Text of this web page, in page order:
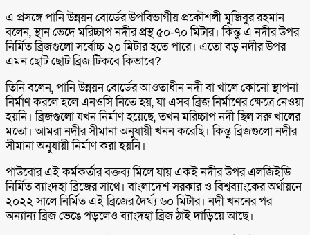
এ প্রসঙ্গে পানি উন্নয়ন বোর্ডের উপবিভাগীয় প্রকৌশলী মুজিবুর রহমান
বলেন, স্থান ভেদে মরিচ্চাপ নদীর প্রস্থ ৫০-৭০ মিটার। কিন্তু এ নদীর উপর
নির্মিত ব্রিজগুলো সর্বোচ্চ ২০ মিটার হতে পারে। এতো বড় নদীর উপর
এমন ছোট ছোট ব্রিজ টিকবে কিভাবে?
তিনি বলেন, পানি উন্নয়ন বোর্ডের আওতাধীন নদী বা খালে কোনো স্থাপনা
নির্মাণ করলে হলে এনওসি নিতে হয়, যা এসব ব্রিজ নির্মাণের ক্ষেত্রে নেওয়া
হয়নি। ব্রিজগুলো যখন নির্মাণ হয়েছে, তখন মরিচ্চাপ নদী ছিল সরু খালের
মতো। আমরা নদীর সীমানা অনুযায়ী খনন করেছি। কিন্তু ব্রিজগুলো নদীর
সীমানা অনুযায়ী নির্মাণ করা হয়নি।
পাউবোর এই কর্মকর্তার বক্তব্য মিলে যায় একই নদীর উপর এলজিইডি
নির্মিত ব্যাংদহা ব্রিজের সাথে। বাংলাদেশ সরকার ও বিশ্বব্যাংকের অর্থায়নে
২০২২ সালে নির্মিত এই ব্রিজের দৈর্ঘ্য ৬০ মিটার। নদী খননের পর
অন্যান্য ব্রিজ ভেঙে পড়লেও ব্যাংদহা ব্রিজ ঠাই দাড়িয়ে আছে।